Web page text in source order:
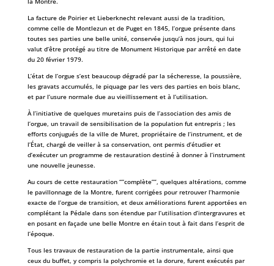
La facture de Poirier et Lieberknecht relevant aussi de la tradition,
comme celle de Montlezun et de Puget en 1845, l’orgue présente dans
toutes ses parties une belle unité, conservée jusqu’à nos jours, qui lui
valut d’être protégé au titre de Monument Historique par arrêté en date
du 20 février 1979.
L’état de l’orgue s’est beaucoup dégradé par la sécheresse, la poussière,
les gravats accumulés, le piquage par les vers des parties en bois blanc,
et par l’usure normale due au vieillissement et à l’utilisation.
À l’initiative de quelques muretains puis de l’association des amis de
l’orgue, un travail de sensibilisation de la population fut entrepris ; les
efforts conjugués de la ville de Muret, propriétaire de l’instrument, et de
l’État, chargé de veiller à sa conservation, ont permis d’étudier et
d’exécuter un programme de restauration destiné à donner à l’instrument
une nouvelle jeunesse.
Au cours de cette restauration “”complète””, quelques altérations, comme
le pavillonnage de la Montre, furent corrigées pour retrouver l’harmonie
exacte de l’orgue de transition, et deux améliorations furent apportées en
complétant la Pédale dans son étendue par l’utilisation d’intergravures et
en posant en façade une belle Montre en étain tout à fait dans l’esprit de
l’époque.
Tous les travaux de restauration de la partie instrumentale, ainsi que
ceux du buffet, y compris la polychromie et la dorure, furent exécutés par